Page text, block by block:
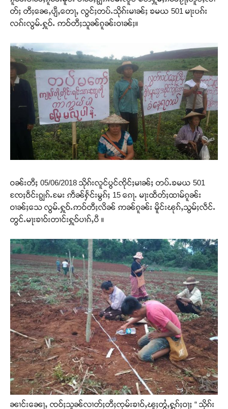
တ်ႈ တီႈၼေႇပျီႇတေႃႇ လွင်ႈတပ်ႉသိုၵ်းမၢၼ်ႈ ၶမယ 501 မႃးပၵ်း
လၵ်းလွမ်ႉႁူဝ်ႉ ဢဝ်တီႈသူၼ်ၵူၼ်းဝၢၼ်ႈ။
ဝၼ်းတီႈ 05/06/2018 သိုၵ်းလူင်ပွင်ၸိုင်ႈမၢၼ်ႈ တပ်ႉၶမယ 501
ၸႄႈဝဵင်းၵျွၵ်ႉမႄး ဢဵၼ်ႁႅင်းမွၵ်ႈ 15 ၵေႃႉ မႃးထဵတ်ႈထၢမ်ၵူၼ်း
ဝၢၼ်ႈသေ လွမ်ႉႁူဝ်ႉဢဝ်တီႈလိၼ် ဢၼ်ၵူၼ်း မိူင်းၽုၵ်ႇသွမ်ႈလဵင်ႉ
တွင်ႉမႃးၶၢဝ်းတၢင်းႁူဝ်ပၢၵ်ႇပီ ။
ၼၢင်းၼေႃႇ ၸဝ်ႈသူၼ်လၢတ်ႈတီႈၸုမ်းၶၢဝ်ႇၽူႈတွႆႇႁွၵ်ႈဝႃႈ “ သိုၵ်း